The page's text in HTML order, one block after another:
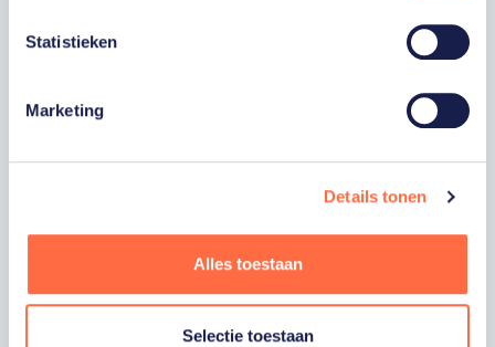
Statistieken
Marketing
Details tonen
Alles toestaan
Selectie toestaan
hieronder je gegevens in om je in te schrijven
voor onze nieuwsbrief.